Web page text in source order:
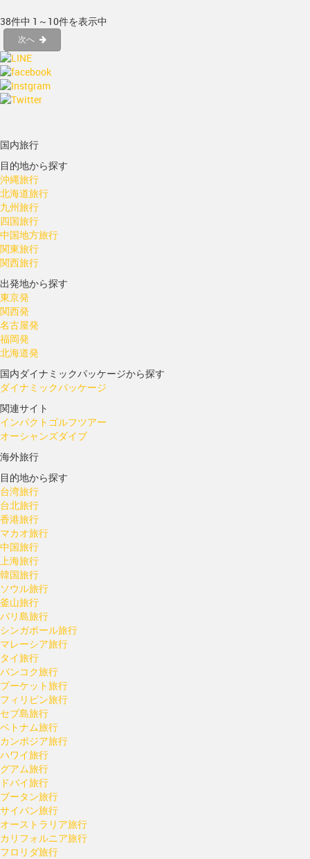
38件中 1～10件を表示中
次へ
国内旅行
目的地から探す
沖縄旅行
北海道旅行
九州旅行
四国旅行
中国地方旅行
関東旅行
関西旅行
出発地から探す
東京発
関西発
名古屋発
福岡発
北海道発
国内ダイナミックパッケージから探す
ダイナミックパッケージ
関連サイト
インパクトゴルフツアー
オーシャンズダイブ
海外旅行
目的地から探す
台湾旅行
台北旅行
香港旅行
マカオ旅行
中国旅行
上海旅行
韓国旅行
ソウル旅行
釜山旅行
バリ島旅行
シンガポール旅行
マレーシア旅行
タイ旅行
バンコク旅行
プーケット旅行
フィリピン旅行
セブ島旅行
ベトナム旅行
カンボジア旅行
ハワイ旅行
グアム旅行
ドバイ旅行
ブータン旅行
サイパン旅行
オーストラリア旅行
カリフォルニア旅行
フロリダ旅行